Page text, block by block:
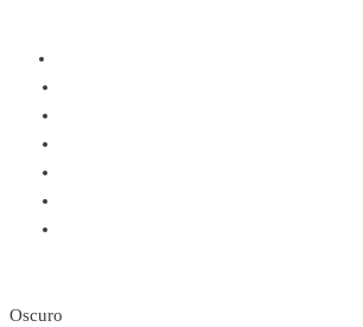
Oscuro